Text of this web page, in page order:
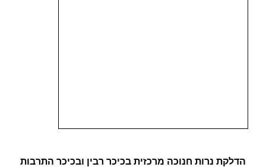
הדלקת נרות חנוכה מרכזית בכיכר רבין ובכיכר התרבות